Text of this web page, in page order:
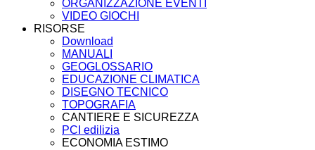
ORGANIZZAZIONE EVENTI
VIDEO GIOCHI
RISORSE
Download
MANUALI
GEOGLOSSARIO
EDUCAZIONE CLIMATICA
DISEGNO TECNICO
TOPOGRAFIA
CANTIERE E SICUREZZA
PCI edilizia
ECONOMIA ESTIMO